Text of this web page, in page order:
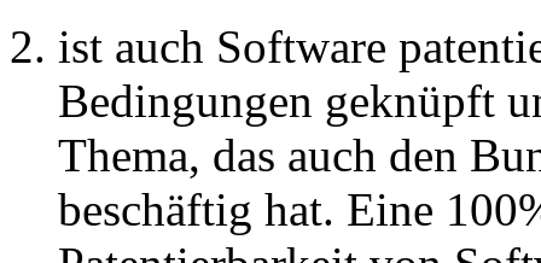
ist auch Software
Bedingungen geknüpft
Thema, das auch den
beschäftig hat. Eine